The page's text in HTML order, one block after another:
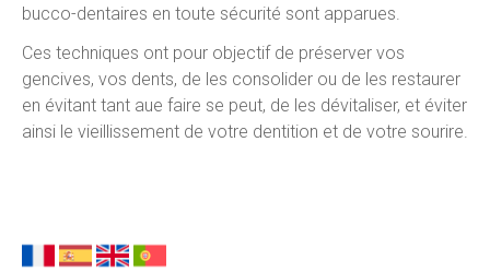
bucco-dentaires en toute sécurité sont apparues.
Ces techniques ont pour objectif de préserver vos
gencives, vos dents, de les consolider ou de les restaurer
en évitant tant aue faire se peut, de les dévitaliser, et éviter
ainsi le vieillissement de votre dentition et de votre sourire.